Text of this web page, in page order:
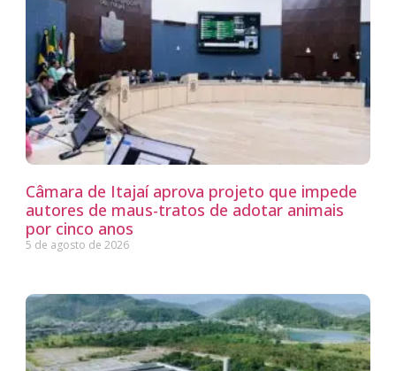
Câmara de Itajaí aprova projeto que impede
autores de maus-tratos de adotar animais
por cinco anos
5 de agosto de 2026